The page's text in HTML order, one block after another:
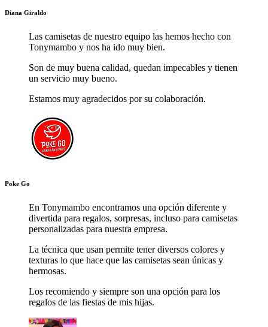
Diana Giraldo
Las camisetas de nuestro equipo las hemos hecho con
Tonymambo y nos ha ido muy bien.
Son de muy buena calidad, quedan impecables y tienen
un servicio muy bueno.
Estamos muy agradecidos por su colaboración.
Poke Go
En Tonymambo encontramos una opción diferente y
divertida para regalos, sorpresas, incluso para camisetas
personalizadas para nuestra empresa.
La técnica que usan permite tener diversos colores y
texturas lo que hace que las camisetas sean únicas y
hermosas.
Los recomiendo y siempre son una opción para los
regalos de las fiestas de mis hijas.